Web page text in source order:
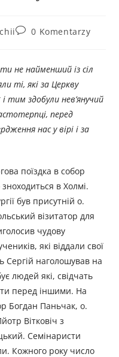
0 Komentarzy
не найменший із сіл
ті, які за Церкву
здобули нев’янучий
перед
нас у вірі і за
поїздка в собор
в Холмi.
був присутній о.
візитатор для
чудову
які віддали свої
Сергій наголошував на
людей які, свідчать
перед іншими. На
Богдан Паньчак, о.
Вітковіч з
Семінаристи
Кожного року число